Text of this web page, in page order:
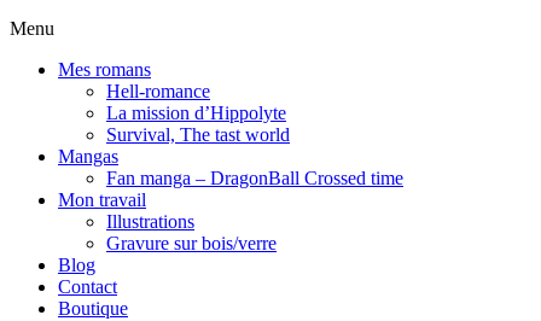
Menu
Mes romans
Hell-romance
La mission d’Hippolyte
Survival, The tast world
Mangas
Fan manga – DragonBall Crossed time
Mon travail
Illustrations
Gravure sur bois/verre
Blog
Contact
Boutique